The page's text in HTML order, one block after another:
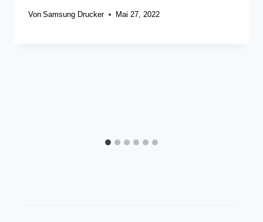
Von Samsung Drucker Mai 27, 2022